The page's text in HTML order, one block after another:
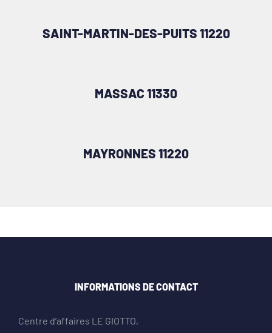
SAINT-MARTIN-DES-PUITS 11220
MASSAC 11330
MAYRONNES 11220
INFORMATIONS DE CONTACT
Centre d’affaires LE GIOTTO,